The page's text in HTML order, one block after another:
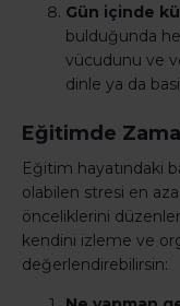
Gün içinde
bulduğunda
vücudunu ve
dinle ya da
Eğitimde
Eğitim hayatındaki
olabilen stresi en
önceliklerini
kendini izleme ve
değerlendirebilirsin: